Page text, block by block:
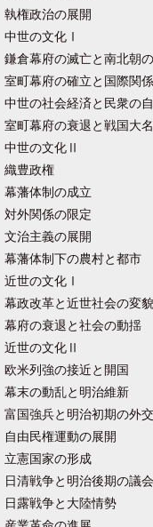
執権政治の展開
中世の文化Ⅰ
鎌倉幕府の滅亡と南北朝
室町幕府の確立と国際関係
中世の社会経済と民衆の
室町幕府の衰退と戦国大
中世の文化Ⅱ
織豊政権
幕藩体制の成立
対外関係の限定
文治主義の展開
幕藩体制下の農村と都市
近世の文化Ⅰ
幕政改革と近世社会の変貌
幕府の衰退と社会の動揺
近世の文化Ⅱ
欧米列強の接近と開国
幕末の動乱と明治維新
富国強兵と明治初期の外交
自由民権運動の展開
立憲国家の形成
日清戦争と明治後期の議会
日露戦争と大陸情勢